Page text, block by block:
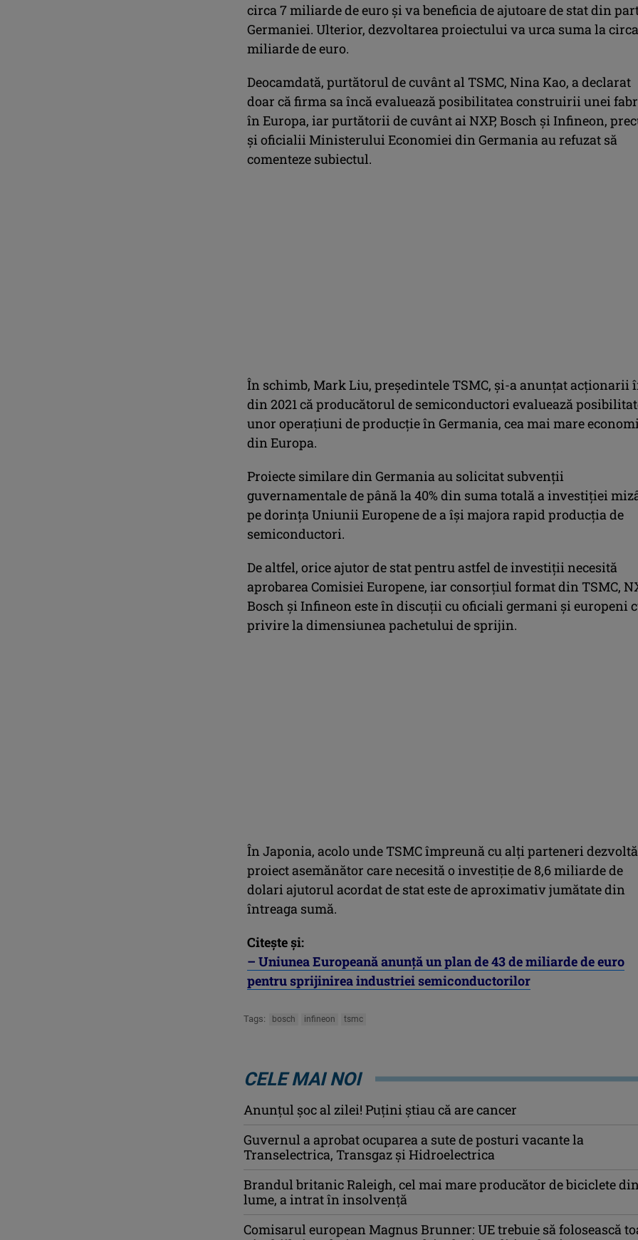
circa 7 miliarde de euro și va beneficia de ajutoare de stat din
Germaniei. Ulterior, dezvoltarea proiectului va urca suma la
miliarde de euro.
Deocamdată, purtătorul de cuvânt al TSMC, Nina Kao, a declarat
doar că firma sa încă evaluează posibilitatea construirii unei
în Europa, iar purtătorii de cuvânt ai NXP, Bosch și Infineon,
și oficialii Ministerului Economiei din Germania au refuzat să
comenteze subiectul.
În schimb, Mark Liu, președintele TSMC, și-a anunțat acționarii
din 2021 că producătorul de semiconductori evaluează
unor operațiuni de producție în Germania, cea mai mare
din Europa.
Proiecte similare din Germania au solicitat subvenții
guvernamentale de până la 40% din suma totală a investiției
pe dorința Uniunii Europene de a își majora rapid producția de
semiconductori.
De altfel, orice ajutor de stat pentru astfel de investiții necesită
aprobarea Comisiei Europene, iar consorțiul format din TSMC,
Bosch și Infineon este în discuții cu oficiali germani și europeni
privire la dimensiunea pachetului de sprijin.
În Japonia, acolo unde TSMC împreună cu alți parteneri
proiect asemănător care necesită o investiție de 8,6 miliarde de
dolari ajutorul acordat de stat este de aproximativ jumătate din
întreaga sumă.
Citește și:
– Uniunea Europeană anunță un plan de 43 de miliarde de euro
pentru sprijinirea industriei semiconductorilor
Tags: bosch infineon tsmc
CELE MAI NOI
Anunţul şoc al zilei! Puţini ştiau că are cancer
Guvernul a aprobat ocuparea a sute de posturi vacante la
Transelectrica, Transgaz și Hidroelectrica
Brandul britanic Raleigh, cel mai mare producător de biciclete
lume, a intrat în insolvență
Comisarul european Magnus Brunner: UE trebuie să folosească